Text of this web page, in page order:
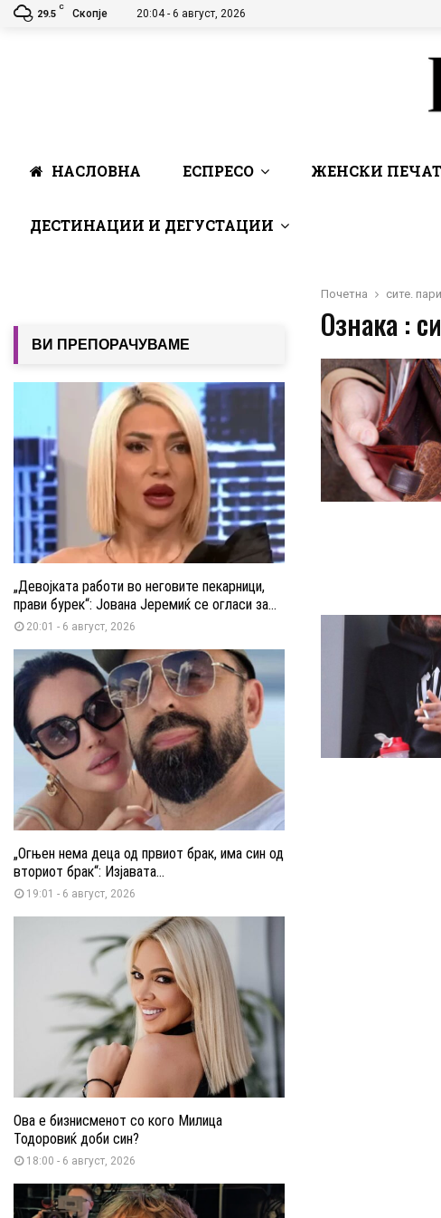
29.5
C
Скопје 20:04 - 6 август, 2026
НАСЛОВНА ЕСПРЕСО ЖЕНСКИ ПЕЧАТ
ДЕСТИНАЦИИ И ДЕГУСТАЦИИ
Почетна сите. пари
Ознака :
ВИ ПРЕПОРАЧУВАМЕ
„Девојката работи во неговите пекарници,
прави бурек“: Јована Јеремиќ се огласи за...
20:01 - 6 август, 2026
„Огњен нема деца од првиот брак, има син од
вториот брак“: Изјавата...
19:01 - 6 август, 2026
Ова е бизнисменот со кого Милица
Тодоровиќ доби син?
18:00 - 6 август, 2026